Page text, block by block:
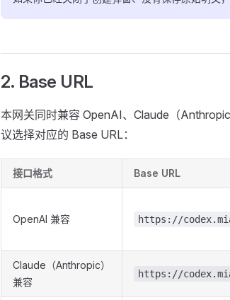
2. Base URL
本网关同时兼容 OpenAI、Claude（
议选择对应的 Base URL：
接口格式 Base URL
OpenAI 兼容 https://
Claude（Anthropic）
兼容
https://